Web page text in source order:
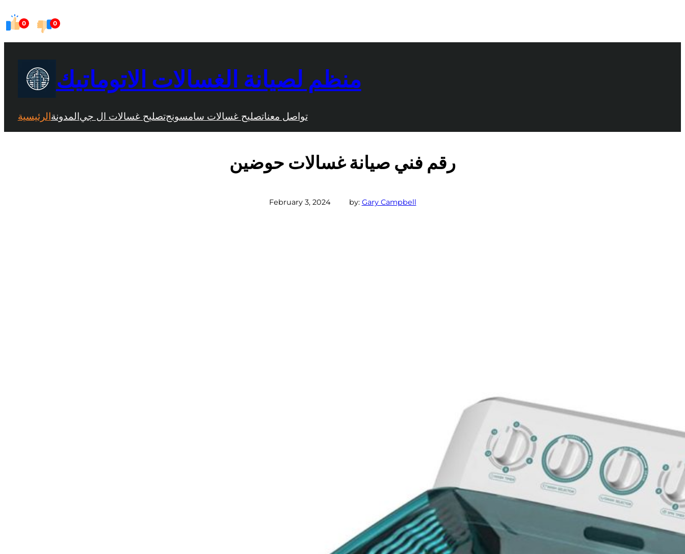
0 0
منظم لصيانة الغسالات الاتوماتيك
الرئيسيةالمدونةتصليح غسالات ال جيتصليح غسالات سامسونجتواصل معنا
رقم فني صيانة غسالات حوضين
February 3, 2024 by: Gary Campbell